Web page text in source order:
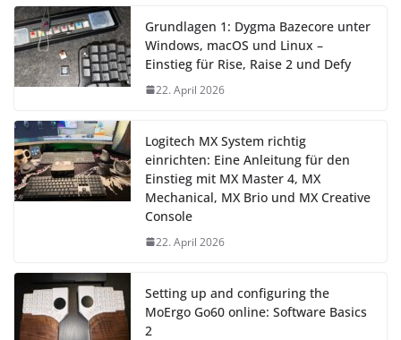
Grundlagen 1: Dygma Bazecore unter
Windows, macOS und Linux –
Einstieg für Rise, Raise 2 und Defy
22. April 2026
Logitech MX System richtig
einrichten: Eine Anleitung für den
Einstieg mit MX Master 4, MX
Mechanical, MX Brio und MX Creative
Console
22. April 2026
Setting up and configuring the
MoErgo Go60 online: Software Basics
2